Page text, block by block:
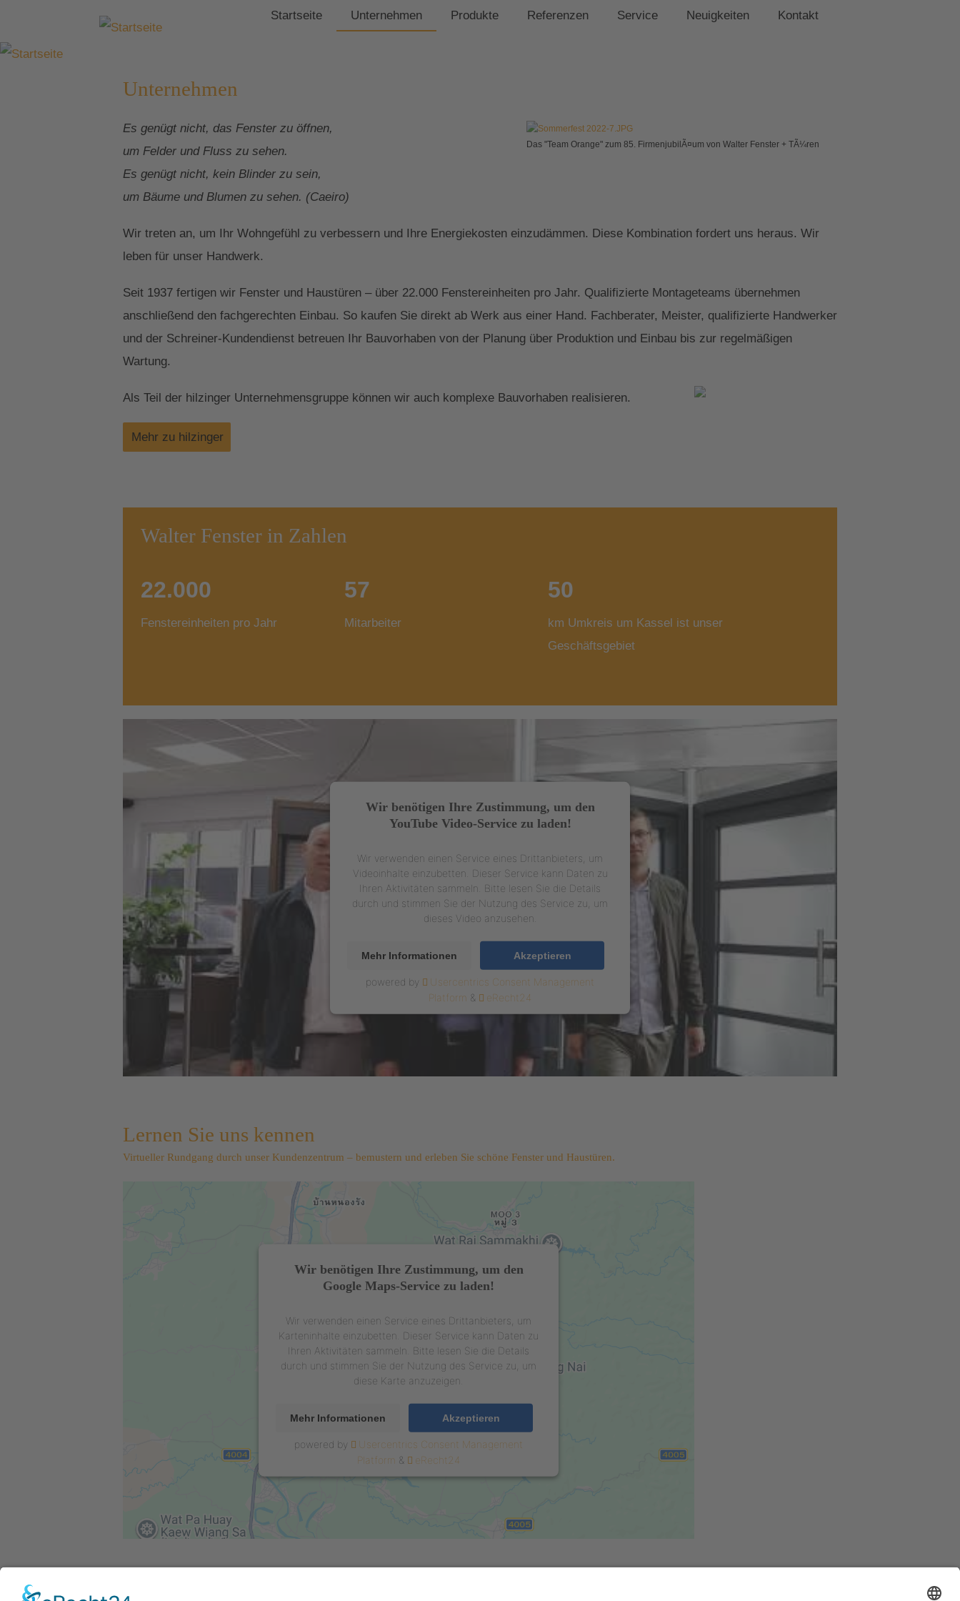
Startseite Unternehmen Produkte Referenzen Service Neuigkeiten Kontakt
Unternehmen
Das "Team Orange" zum 85. FirmenjubilÃ¤um von Walter Fenster + TÃ¼ren
Es genügt nicht, das Fenster zu öffnen,
um Felder und Fluss zu sehen.
Es genügt nicht, kein Blinder zu sein,
um Bäume und Blumen zu sehen. (Caeiro)
Wir treten an, um Ihr Wohngefühl zu verbessern und Ihre Energiekosten einzudämmen. Diese Kombination fordert uns heraus. Wir
leben für unser Handwerk.
Seit 1937 fertigen wir Fenster und Haustüren – über 22.000 Fenstereinheiten pro Jahr. Qualifizierte Montageteams übernehmen
anschließend den fachgerechten Einbau. So kaufen Sie direkt ab Werk aus einer Hand. Fachberater, Meister, qualifizierte Handwerker
und der Schreiner-Kundendienst betreuen Ihr Bauvorhaben von der Planung über Produktion und Einbau bis zur regelmäßigen
Wartung.
Als Teil der hilzinger Unternehmensgruppe können wir auch komplexe Bauvorhaben realisieren.
Mehr zu hilzinger
Walter Fenster in Zahlen
22.000
Fenstereinheiten pro Jahr
57
Mitarbeiter
50
km Umkreis um Kassel ist unser
Geschäftsgebiet
Wir benötigen Ihre Zustimmung, um den
YouTube Video-Service zu laden!
Wir verwenden einen Service eines Drittanbieters, um
Videoinhalte einzubetten. Dieser Service kann Daten zu
Ihren Aktivitäten sammeln. Bitte lesen Sie die Details
durch und stimmen Sie der Nutzung des Service zu, um
dieses Video anzusehen.
Mehr Informationen Akzeptieren
powered by
Usercentrics Consent Management
Platform & eRecht24
Lernen Sie uns kennen
Virtueller Rundgang durch unser Kundenzentrum – bemustern und erleben Sie schöne Fenster und Haustüren.
Wir benötigen Ihre Zustimmung, um den
Google Maps-Service zu laden!
Wir verwenden einen Service eines Drittanbieters, um
Karteninhalte einzubetten. Dieser Service kann Daten zu
Ihren Aktivitäten sammeln. Bitte lesen Sie die Details
durch und stimmen Sie der Nutzung des Service zu, um
diese Karte anzuzeigen.
Mehr Informationen Akzeptieren
powered by
Usercentrics Consent Management
Platform & eRecht24